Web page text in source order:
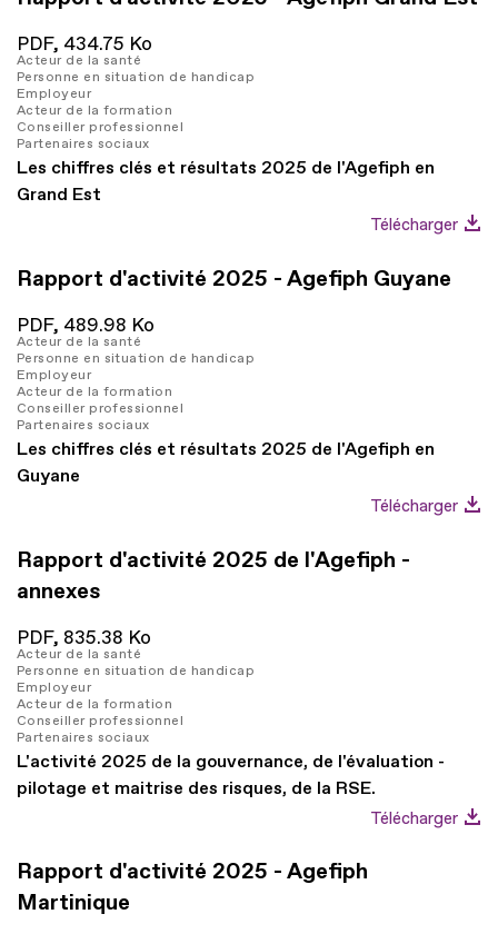
PDF, 434.75 Ko
Acteur de la santé
Personne en situation de handicap
Employeur
Acteur de la formation
Conseiller professionnel
Partenaires sociaux
Les chiffres clés et résultats 2025 de l'Agefiph en
Grand Est
Télécharger
Rapport d'activité 2025 - Agefiph Guyane
PDF, 489.98 Ko
Acteur de la santé
Personne en situation de handicap
Employeur
Acteur de la formation
Conseiller professionnel
Partenaires sociaux
Les chiffres clés et résultats 2025 de l'Agefiph en
Guyane
Télécharger
Rapport d'activité 2025 de l'Agefiph -
annexes
PDF, 835.38 Ko
Acteur de la santé
Personne en situation de handicap
Employeur
Acteur de la formation
Conseiller professionnel
Partenaires sociaux
L'activité 2025 de la gouvernance, de l'évaluation -
pilotage et maitrise des risques, de la RSE.
Télécharger
Rapport d'activité 2025 - Agefiph
Martinique